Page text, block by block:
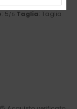
: 5/5 Taglia: Taglia